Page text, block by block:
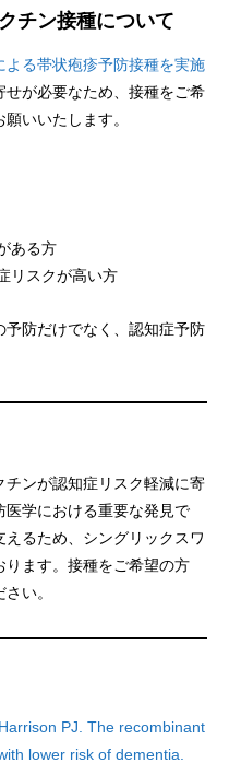
チン接種について
る帯状疱疹予防接種を実施
せが必要なため、接種をご希
いいたします。
ある方
リスクが高い方
防だけでなく、認知症予防
ンが認知症リスク軽減に寄
学における重要な発見で
るため、シングリックスワ
ります。接種をご希望の方
い。
PJ. The recombinant
lower risk of dementia.